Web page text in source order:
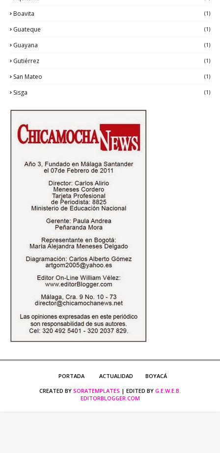
Boavita (1)
Guateque (1)
Guayana (1)
Gutiérrez (1)
San Mateo (1)
Sisga (1)
PORTADA ACTUALIDAD
BOYACÁ
CREATED BY SORATEMPLATES | EDITED BY G.E.W.E.B.
EDITORBLOGGER.COM